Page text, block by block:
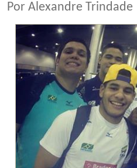
Por Alexandre Trindade